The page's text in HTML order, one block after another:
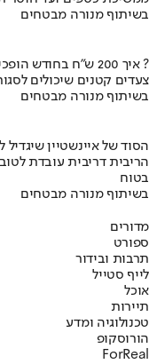
בשיתוף מנורה מבטחים
איך 200 ש"ח בחודש הופכים ל140 אלף ?
צעדים קטנים שיכולים
בשיתוף מנורה מבטחים
הסוד של איינשטיין
הריבית דריבית עובדת
בטוח
בשיתוף מנורה מבטחים
מדורים
ספורט
תרבות ובידור
לייף סטייל
אוכל
תיירות
טכנולוגיה ומדע
הורוסקופ
ForReal